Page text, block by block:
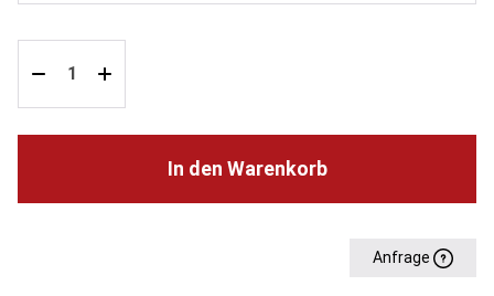
In den Warenkorb
Anfrage